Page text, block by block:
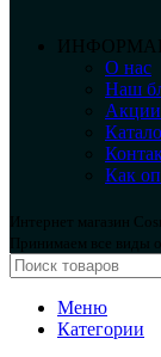
О нас
Наш
Как
Интернет магазин
Принимаем все виды
Меню
Категории